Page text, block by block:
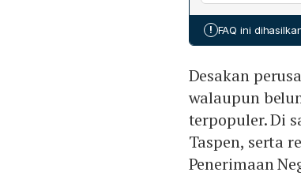
membantu KPK
disusun
badan
ekonomi
program baru.
! FAQ ini
Desakan
walaupun
terpopuler. Di
Taspen, serta
Penerimaan